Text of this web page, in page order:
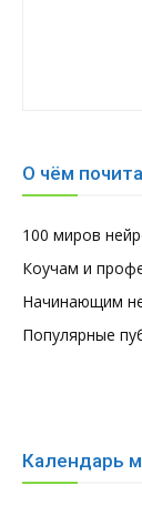
О чём
100 миров
Коучам и
Начинающим
Популярные
Календарь